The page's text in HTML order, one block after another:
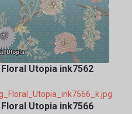
Utopia ink7562
Utopia ink7566